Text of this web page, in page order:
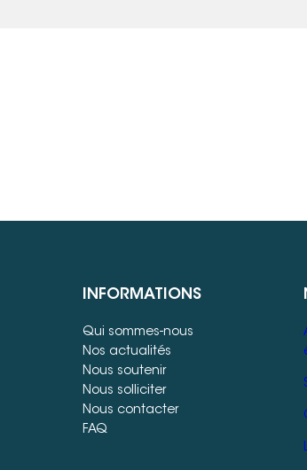
INFORMATIONS
Qui sommes-nous
Nos actualités
Nous soutenir
Nous solliciter
Nous contacter
FAQ